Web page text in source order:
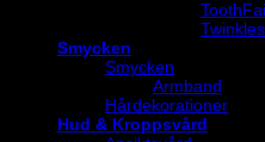
Twinkles
Smycken
Smycken
Armband
Hårdekorationer
Hud & Kroppsvård